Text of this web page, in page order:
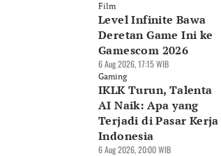
Film
Level Infinite Bawa
Deretan Game Ini ke
Gamescom 2026
6 Aug 2026, 17:15 WIB
Gaming
IKLK Turun, Talenta
AI Naik: Apa yang
Terjadi di Pasar Kerja
Indonesia
6 Aug 2026, 20:00 WIB